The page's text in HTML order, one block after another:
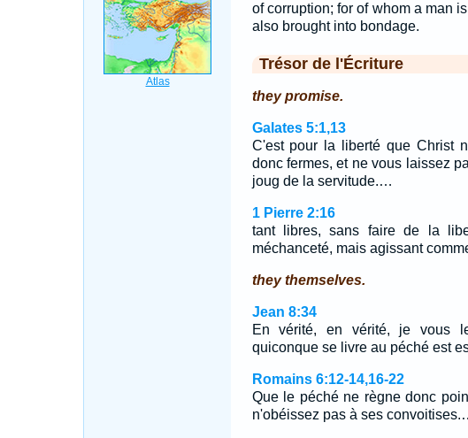
of corruption; for of whom a man
also brought into bondage.
Trésor de l'Écriture
they promise.
Galates 5:1,13
C'est pour la liberté que Christ
donc fermes, et ne vous laissez
joug de la servitude.…
1 Pierre 2:16
tant libres, sans faire de la
méchanceté, mais agissant
they themselves.
Jean 8:34
En vérité, en vérité, je vous
quiconque se livre au péché est
Romains 6:12-14,16-22
Que le péché ne règne donc
n'obéissez pas à ses